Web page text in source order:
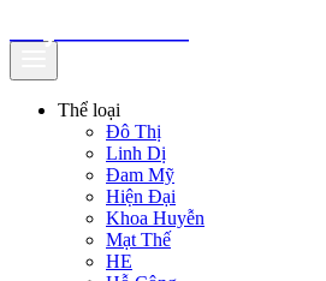
Thể loại
Đô Thị
Linh Dị
Đam Mỹ
Hiện Đại
Khoa Huyễn
Mạt Thế
HE